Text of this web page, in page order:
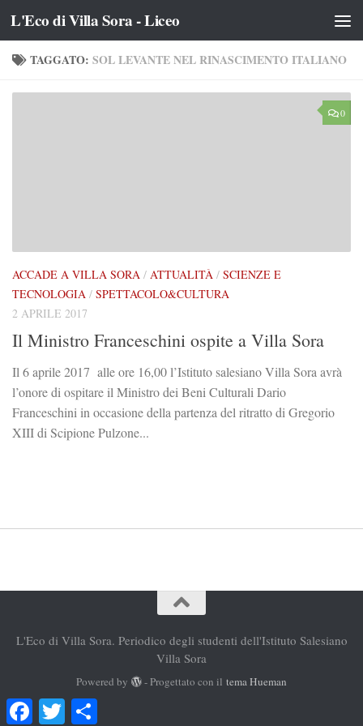
Salta al contenuto
L'Eco di Villa Sora - Liceo
TAGGATO: SOL LEVANTE NEL RINASCIMENTO ITALIANO
0
ACCADE A VILLA SORA / ATTUALITÀ / SCIENZE E
TECNOLOGIA / SPETTACOLO&CULTURA
2 APRILE 2017
Il Ministro Franceschini ospite a Villa Sora
Il 6 aprile 2017 alle ore 16,00 l’Istituto salesiano Villa Sora avrà
l’onore di ospitare il Ministro dei Beni Culturali Dario
Franceschini in occasione della partenza del ritratto di Gregorio
XIII di Scipione Pulzone...
L'Eco di Villa Sora. Periodico degli studenti dell'Istituto Salesiano
Villa Sora
Powered by - Progettato con iltema Hueman
FacebookTwitter